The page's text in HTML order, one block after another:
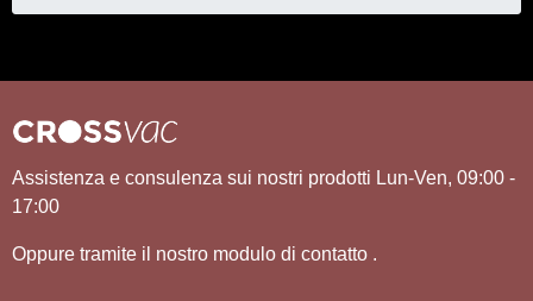
Assistenza e consulenza sui nostri prodotti Lun-Ven, 09:00 -
17:00
Oppure tramite il nostro modulo di contatto .